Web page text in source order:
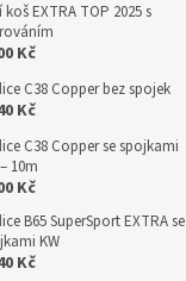
koš EXTRA TOP 2025 s
Kč
C38 Copper bez spojek
Kč
C38 Copper se spojkami
10m
Kč
B65 SuperSport EXTRA se
KW
Kč